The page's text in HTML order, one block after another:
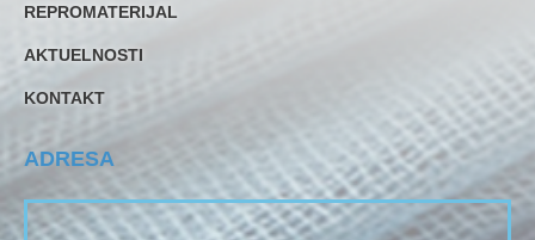
REPROMATERIJAL
AKTUELNOSTI
KONTAKT
ADRESA